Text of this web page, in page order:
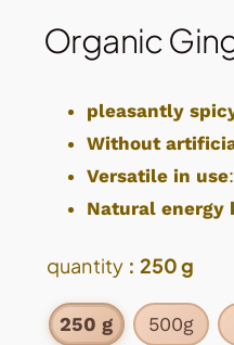
Organic
pleasantly
Without
Versatile in use
Natural energy
quantity : 250 g
250 g 500g